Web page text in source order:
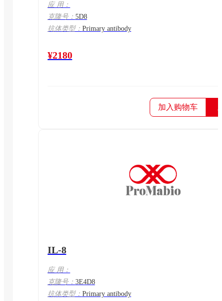
应 用：
克隆号： 5D8
抗体类型： Primary antibody
¥2180
加入购物车
IL-8
应 用：
克隆号： 3E4D8
抗体类型： Primary antibody